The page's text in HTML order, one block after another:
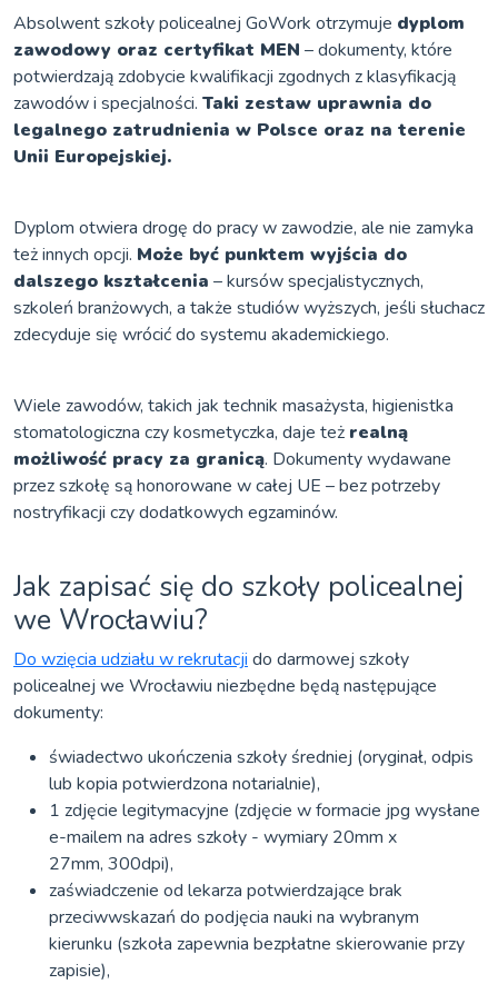
Absolwent szkoły policealnej GoWork otrzymuje dyplom
zawodowy oraz certyfikat MEN – dokumenty, które
potwierdzają zdobycie kwalifikacji zgodnych z klasyfikacją
zawodów i specjalności. Taki zestaw uprawnia do
legalnego zatrudnienia w Polsce oraz na terenie
Unii Europejskiej.
Dyplom otwiera drogę do pracy w zawodzie, ale nie zamyka
też innych opcji. Może być punktem wyjścia do
dalszego kształcenia – kursów specjalistycznych,
szkoleń branżowych, a także studiów wyższych, jeśli słuchacz
zdecyduje się wrócić do systemu akademickiego.
Wiele zawodów, takich jak technik masażysta, higienistka
stomatologiczna czy kosmetyczka, daje też realną
możliwość pracy za granicą. Dokumenty wydawane
przez szkołę są honorowane w całej UE – bez potrzeby
nostryfikacji czy dodatkowych egzaminów.
Jak zapisać się do szkoły policealnej
we Wrocławiu?
Do wzięcia udziału w rekrutacji do darmowej szkoły
policealnej we Wrocławiu niezbędne będą następujące
dokumenty:
świadectwo ukończenia szkoły średniej (oryginał, odpis
lub kopia potwierdzona notarialnie),
1 zdjęcie legitymacyjne (zdjęcie w formacie jpg wysłane
e-mailem na adres szkoły - wymiary 20mm x
27mm, 300dpi),
zaświadczenie od lekarza potwierdzające brak
przeciwwskazań do podjęcia nauki na wybranym
kierunku (szkoła zapewnia bezpłatne skierowanie przy
zapisie),